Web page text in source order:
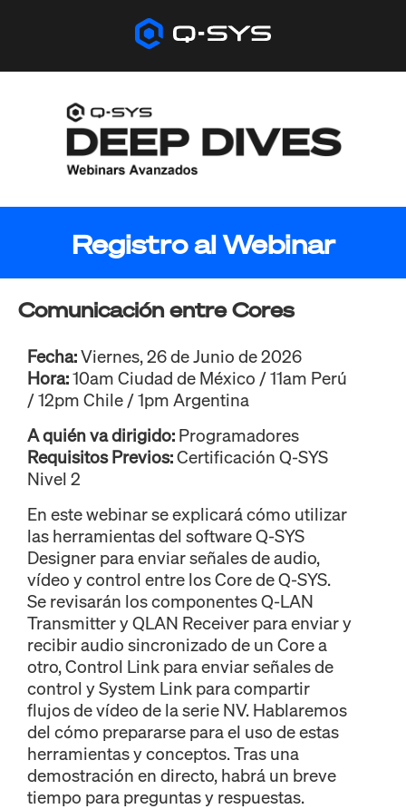
Registro al Webinar
Comunicación entre Cores
Fecha:Viernes, 26 de Junio de 2026
Hora:10am Ciudad de México / 11am Perú
/ 12pm Chile / 1pm Argentina
A quién va dirigido: Programadores
Requisitos Previos:Certificación Q-SYS
Nivel 2
En este webinar se explicará cómo utilizar
las herramientas del software Q-SYS
Designer para enviar señales de audio,
vídeo y control entre los Core de Q-SYS.
Se revisarán los componentes Q-LAN
Transmitter y QLAN Receiver para enviar y
recibir audio sincronizado de un Core a
otro, Control Link para enviar señales de
control y System Link para compartir
flujos de vídeo de la serie NV. Hablaremos
del cómo prepararse para el uso de estas
herramientas y conceptos. Tras una
demostración en directo, habrá un breve
tiempo para preguntas y respuestas.